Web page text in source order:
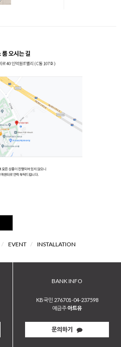
/ EVENT / INSTALLATION
BANK INFO
KB국민 276701-04-237598
예금주아트유
문의하기